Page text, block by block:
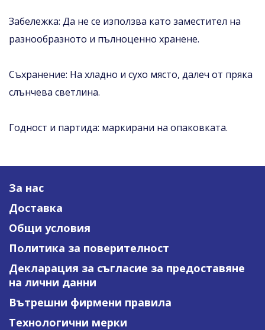
Забележка: Да не се използва като заместител на
разнообразното и пълноценно хранене.
Съхранение: На хладно и сухо място, далеч от пряка
слънчева светлина.
Годност и партида: маркирани на опаковката.
За нас
Доставка
Общи условия
Политика за поверителност
Декларация за съгласие за предоставяне
на лични данни
Вътрешни фирмени правила
Технологични мерки